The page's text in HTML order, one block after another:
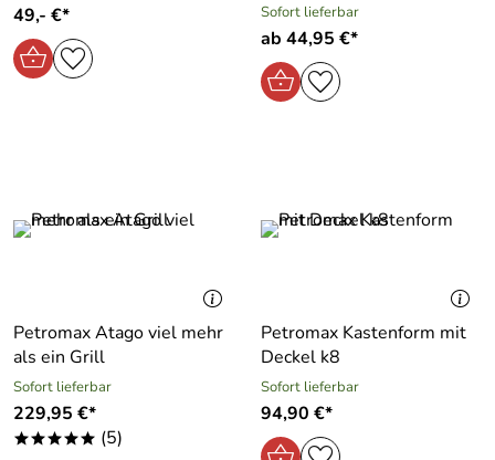
49,- €*
Sofort lieferbar
ab 44,95 €*
Petromax Atago viel mehr
als ein Grill
Sofort lieferbar
229,95 €*
***** (5)
Petromax Kastenform mit
Deckel k8
Sofort lieferbar
94,90 €*